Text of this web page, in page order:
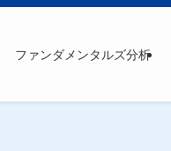
ファンダメンタルズ分析